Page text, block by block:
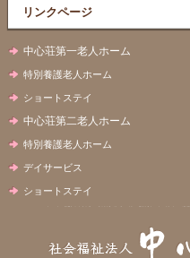
リンクページ
中心荘第一老人ホーム
特別養護老人ホーム
ショートステイ
中心荘第二老人ホーム
特別養護老人ホーム
デイサービス
ショートステイ